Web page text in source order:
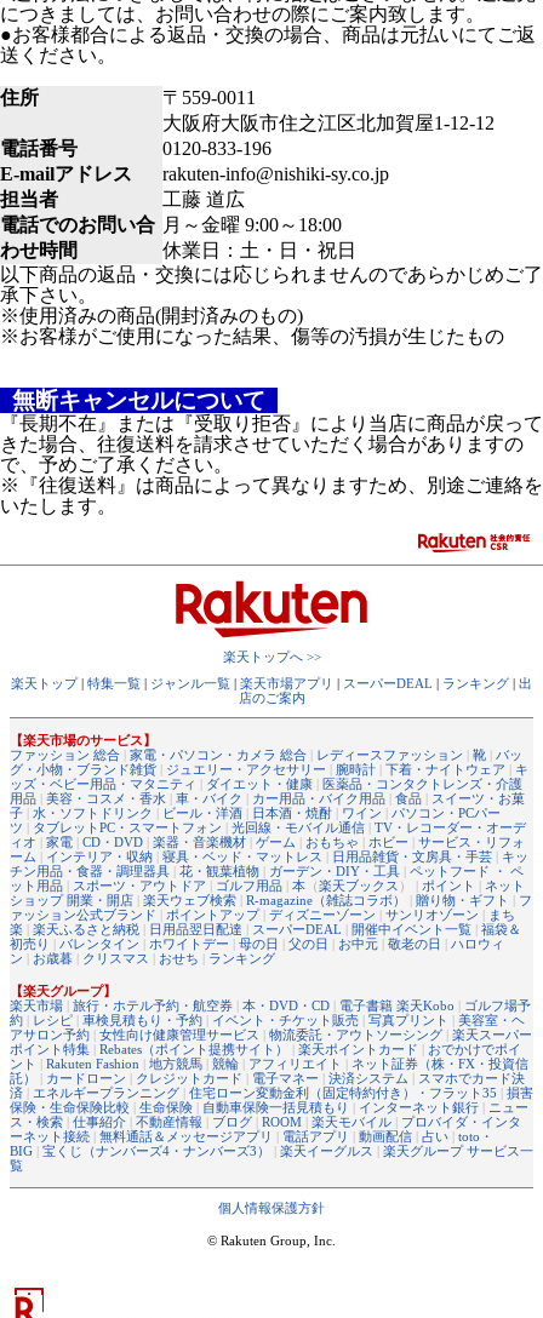
につきましては、お問い合わせの際にご案内致します。
●お客様都合による返品・交換の場合、商品は元払いにてご返
送ください。
住所
〒559-0011
大阪府大阪市住之江区北加賀屋1-12-12
電話番号
0120-833-196
E-mailアドレス
rakuten-info@nishiki-sy.co.jp
担当者
工藤 道広
電話でのお問い合
わせ時間
月～金曜 9:00～18:00
休業日：土・日・祝日
以下商品の返品・交換には応じられませんのであらかじめご了
承下さい。
※使用済みの商品(開封済みのもの)
※お客様がご使用になった結果、傷等の汚損が生じたもの
無断キャンセルについて
『長期不在』または『受取り拒否』により当店に商品が戻って
きた場合、往復送料を請求させていただく場合がありますの
で、予めご了承ください。
※『往復送料』は商品によって異なりますため、別途ご連絡を
いたします。
楽天トップへ >>
楽天トップ| 特集一覧 | ジャンル一覧 | 楽天市場アプリ | スーパーDEAL | ランキング | 出
店のご案内
【楽天市場のサービス】
ファッション 総合 | 家電・パソコン・カメラ 総合 | レディースファッション | 靴 | バッ
グ・小物・ブランド雑貨 | ジュエリー・アクセサリー | 腕時計 | 下着・ナイトウェア | キ
ッズ・ベビー用品・マタニティ | ダイエット・健康 | 医薬品・コンタクトレンズ・介護
用品 | 美容・コスメ・香水 | 車・バイク | カー用品・バイク用品 | 食品 | スイーツ・お菓
子 | 水・ソフトドリンク | ビール・洋酒 | 日本酒・焼酎 | ワイン | パソコン・PCパー
ツ | タブレットPC・スマートフォン | 光回線・モバイル通信 | TV・レコーダー・オーデ
ィオ | 家電 | CD・DVD | 楽器・音楽機材 | ゲーム | おもちゃ | ホビー | サービス・リフォ
ーム | インテリア・収納 | 寝具・ベッド・マットレス | 日用品雑貨・文房具・手芸 | キッ
チン用品・食器・調理器具 | 花・観葉植物 | ガーデン・DIY・工具 | ペットフード ・ ペ
ット用品 | スポーツ・アウトドア | ゴルフ用品 | 本 （楽天ブックス ） | ポイント | ネット
ショップ 開業・開店 | 楽天ウェブ検索 | R-magazine（雑誌コラボ） | 贈り物・ギフト | フ
ァッション公式ブランド | ポイントアップ| ディズニーゾーン | サンリオゾーン | まち
楽 | 楽天ふるさと納税 | 日用品翌日配達 | スーパーDEAL | 開催中イベント一覧 | 福袋＆
初売り | バレンタイン | ホワイトデー | 母の日 | 父の日 | お中元 | 敬老の日 | ハロウィ
ン | お歳暮 | クリスマス | おせち | ランキング
【楽天グループ】
楽天市場 | 旅行・ホテル予約・航空券 | 本・DVD・CD | 電子書籍 楽天Kobo | ゴルフ場予
約 | レシピ | 車検見積もり・予約 | イベント・チケット販売 | 写真プリント | 美容室・ヘ
アサロン予約 | 女性向け健康管理サービス | 物流委託・アウトソーシング | 楽天スーパー
ポイント特集 | Rebates（ポイント提携サイト） | 楽天ポイントカード | おでかけでポイ
ント | Rakuten Fashion | 地方競馬 | 競輪 | アフィリエイト | ネット証券（株・FX・投資信
託）
| カードローン | クレジットカード | 電子マネー | 決済システム | スマホでカード決
済 | エネルギープランニング | 住宅ローン変動金利（固定特約付き）・フラット35 | 損害
保険・生命保険比較 | 生命保険 | 自動車保険一括見積もり | インターネット銀行 | ニュー
ス・検索 | 仕事紹介 | 不動産情報 | ブログ | ROOM | 楽天モバイル | プロバイダ・インタ
ーネット接続 | 無料通話＆メッセージアプリ | 電話アプリ | 動画配信 | 占い | toto・
BIG | 宝くじ（ナンバーズ4・ナンバーズ3） | 楽天イーグルス | 楽天グループ サービス一
覧
個人情報保護方針
© Rakuten Group, Inc.